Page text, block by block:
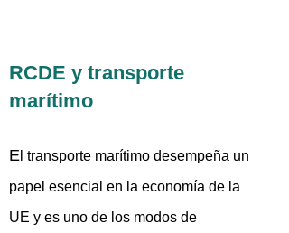
RCDE y transporte
marítimo
E l transporte marítimo desempeña un
papel esencial en la economía de la
UE y es uno de los modos de